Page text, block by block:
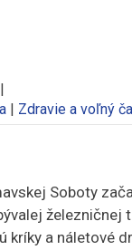
|
| Zdravie a voľný
Soboty
železničnej
kríky a náletové